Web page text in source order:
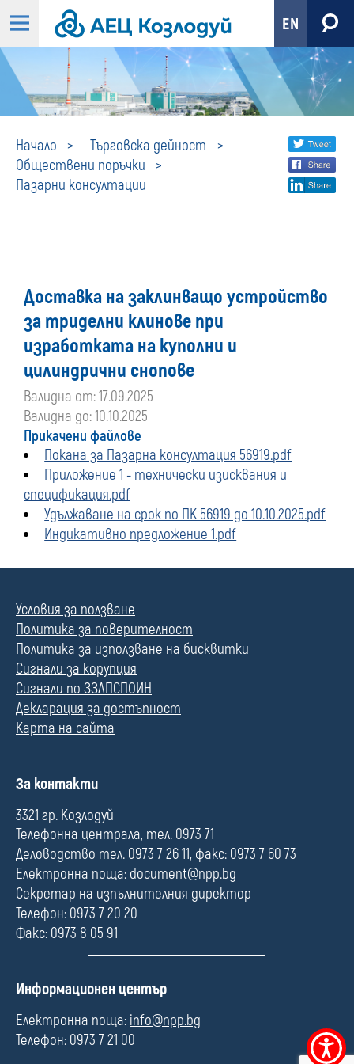
Меню
EN
Начало
Търговска дейност
Обществени поръчки
Пазарни консултации
Пазарни
консултации
Share
social
Доставка на заклинващо устройство
за триделни клинове при
изработката на куполни и
цилиндрични снопове
Валидна от: 17.09.2025
Валидна до: 10.10.2025
Прикачени файлове
Покана за Пазарна консултация 56919.pdf
Приложение 1 - технически изисквания и
спецификация.pdf
Удължаване на срок по ПК 56919 до 10.10.2025.pdf
Индикативно предложение 1.pdf
Условия за ползване
Политика за поверителност
Политика за използване на бисквитки
Сигнали за корупция
Сигнали по ЗЗЛПСПОИН
Декларация за достъпност
Карта на сайта
П
л
е
За контакти
3321 гр. Козлодуй
Телефонна централа, тел. 0973 71
Деловодство тел. 0973 7 26 11, факс: 0973 7 60 73
Електронна поща: document@npp.bg
Секретар на изпълнителния директор
Телефон: 0973 7 20 20
Факс: 0973 8 05 91
П
л
е
Информационен център
Електронна поща: info@npp.bg
Телефон: 0973 7 21 00